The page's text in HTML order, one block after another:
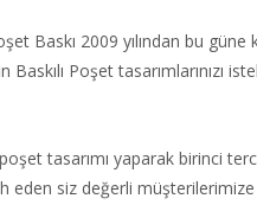
Baskı 2009 yılından bu
Poşet tasarımlarınızı
tasarımı yaparak birinci
siz değerli müşterilerimize